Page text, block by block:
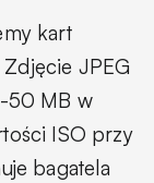
kart
JPEG
50 MB w
ISO przy
bagatela